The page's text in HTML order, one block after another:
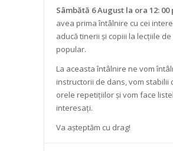
Sâmbătă 6 August la ora 12: 00
avea prima întâlnire cu cei
aducă tinerii și copiii la lecțiile
popular.
La aceasta întâlnire ne vom
instructorii de dans, vom stabilii
orele repetițiilor și vom face
interesați.
Va așteptăm cu drag!